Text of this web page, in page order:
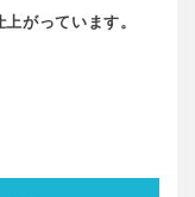
がっています。